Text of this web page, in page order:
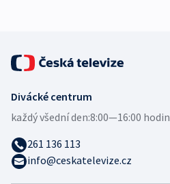
Divácké centrum
každý všední den:8:00—16:00 hodin
261 136 113
info@ceskatelevize.cz